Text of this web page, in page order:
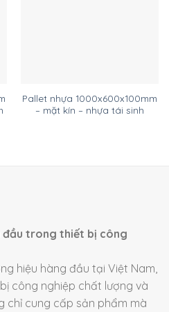
Pallet nhựa 1000x600x100mm
– mặt kín – nhựa tái sinh
đầu trong thiết bị công
hiệu hàng đầu tại Việt Nam,
công nghiệp chất lượng và
chỉ cung cấp sản phẩm mà